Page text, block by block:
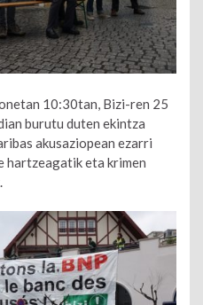
10:30tan, Bizi-ren 25
burutu duten ekintza
akusaziopean ezarri
hartzeagatik eta krimen